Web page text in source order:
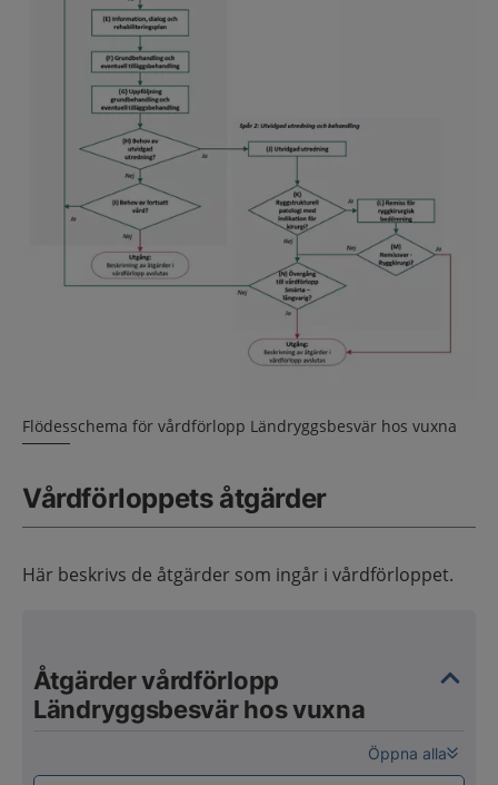
Flödesschema för vårdförlopp Ländryggsbesvär hos vuxna
Vårdförloppets åtgärder
Här beskrivs de åtgärder som ingår i vårdförloppet.
Åtgärder vårdförlopp
Ländryggsbesvär hos vuxna
Öppna alla